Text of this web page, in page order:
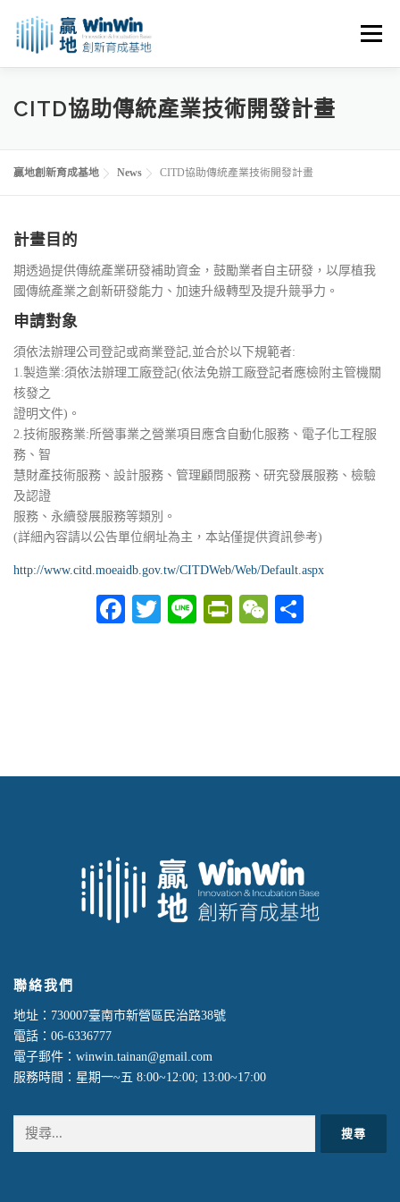
要
選單
關於我們 最新消息 創業資源 創業諮詢
進駐申請 活動花絮 空間租用
CITD協助傳統產業技術開發計畫
贏地創新育成基地 News CITD協助傳統產業技術開發計畫
計畫目的
期透過提供傳統產業研發補助資金，鼓勵業者自主研發，以厚植我
國傳統產業之創新研發能力、加速升級轉型及提升競爭力。
申請對象
須依法辦理公司登記或商業登記,並合於以下規範者:
1.製造業:須依法辦理工廠登記(依法免辦工廠登記者應檢附主管機關
核發之
證明文件)。
2.技術服務業:所營事業之營業項目應含自動化服務、電子化工程服
務、智
慧財產技術服務、設計服務、管理顧問服務、研究發展服務、檢驗
及認證
服務、永續發展服務等類別。
(詳細內容請以公告單位網址為主，本站僅提供資訊參考)
http://www.citd.moeaidb.gov.tw/CITDWeb/Web/Default.aspx
Facebook
Twitter
LinePrintFriendly
WeChat
聯絡我們
地址：730007臺南市新營區民治路38號
電話：06-6336777
電子郵件：winwin.tainan@gmail.com
服務時間：星期一~五 8:00~12:00; 13:00~17:00